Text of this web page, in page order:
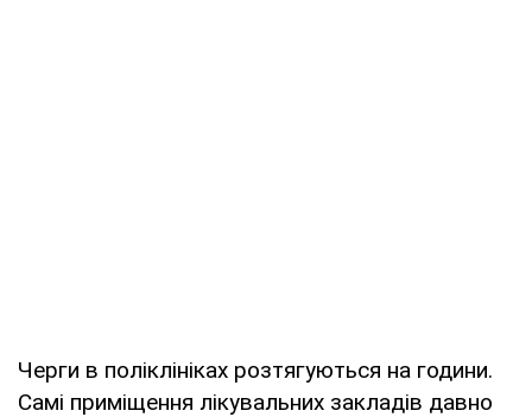
Черги в поліклініках розтягуються на години.
Самі приміщення лікувальних закладів давно